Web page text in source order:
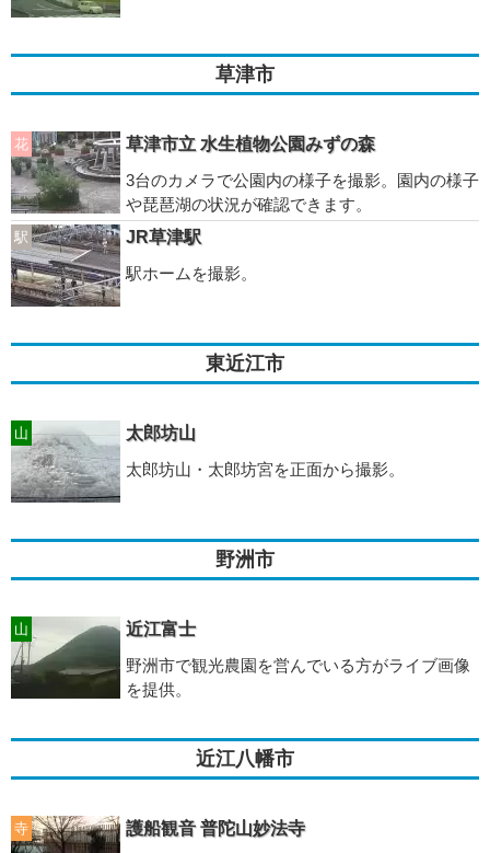
草津市
花
草津市立 水生植物公園みずの森
3台のカメラで公園内の様子を撮影。園内の様子
や琵琶湖の状況が確認できます。
駅
JR草津駅
駅ホームを撮影。
東近江市
山
太郎坊山
太郎坊山・太郎坊宮を正面から撮影。
野洲市
山
近江富士
野洲市で観光農園を営んでいる方がライブ画像
を提供。
近江八幡市
寺
護船観音 普陀山妙法寺